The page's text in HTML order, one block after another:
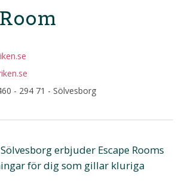
- 294 71 - Sölvesborg
erbjuder Escape Rooms
för dig som gillar kluriga